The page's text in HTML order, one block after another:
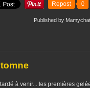
Repost 0
Published by
à venir... les premières